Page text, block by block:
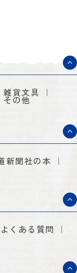
雑貨文具
その他
新聞社の本
よくある質問